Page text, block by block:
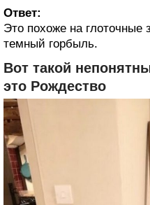
Ответ:
Это похоже на
темный горбыль.
Вот такой
это Рождество